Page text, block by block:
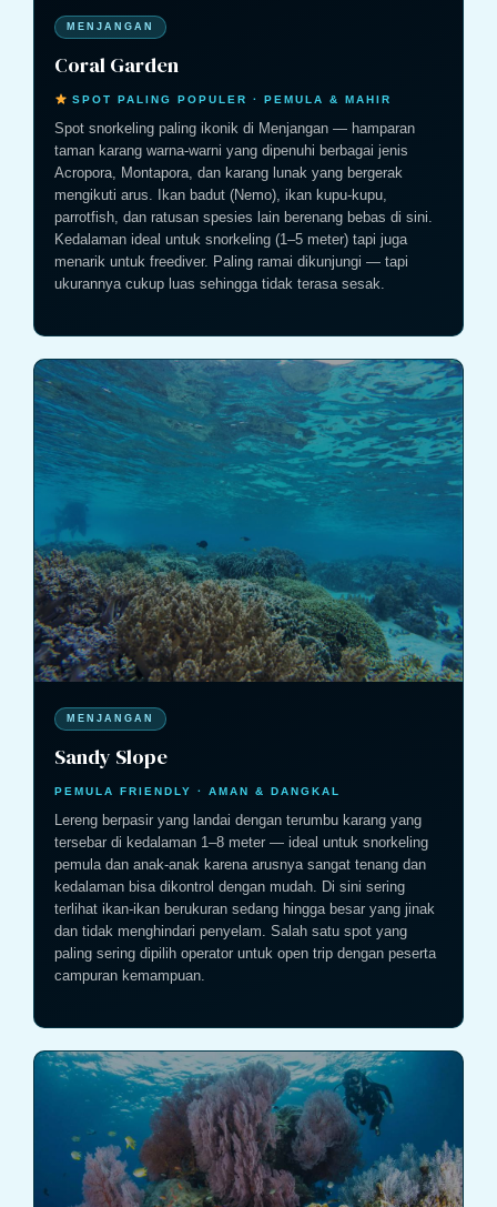
MENJANGAN
Coral Garden
SPOT PALING POPULER · PEMULA & MAHIR
Spot snorkeling paling ikonik di Menjangan — hamparan
taman karang warna-warni yang dipenuhi berbagai jenis
Acropora, Montapora, dan karang lunak yang bergerak
mengikuti arus. Ikan badut (Nemo), ikan kupu-kupu,
parrotfish, dan ratusan spesies lain berenang bebas di sini.
Kedalaman ideal untuk snorkeling (1–5 meter) tapi juga
menarik untuk freediver. Paling ramai dikunjungi — tapi
ukurannya cukup luas sehingga tidak terasa sesak.
MENJANGAN
Sandy Slope
PEMULA FRIENDLY · AMAN & DANGKAL
Lereng berpasir yang landai dengan terumbu karang yang
tersebar di kedalaman 1–8 meter — ideal untuk snorkeling
pemula dan anak-anak karena arusnya sangat tenang dan
kedalaman bisa dikontrol dengan mudah. Di sini sering
terlihat ikan-ikan berukuran sedang hingga besar yang jinak
dan tidak menghindari penyelam. Salah satu spot yang
paling sering dipilih operator untuk open trip dengan peserta
campuran kemampuan.